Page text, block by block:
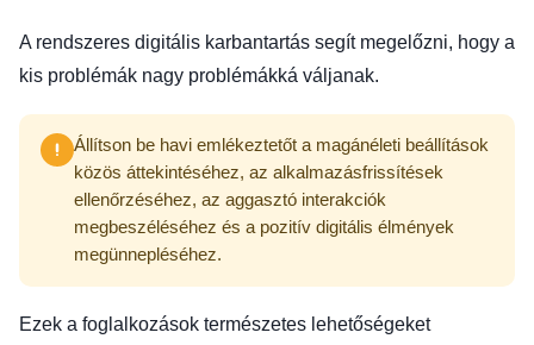
A rendszeres digitális karbantartás segít megelőzni, hogy a
kis problémák nagy problémákká váljanak.
Állítson be havi emlékeztetőt a magánéleti beállítások
közös áttekintéséhez, az alkalmazásfrissítések
ellenőrzéséhez, az aggasztó interakciók
megbeszéléséhez és a pozitív digitális élmények
megünnepléséhez.
Ezek a foglalkozások természetes lehetőségeket